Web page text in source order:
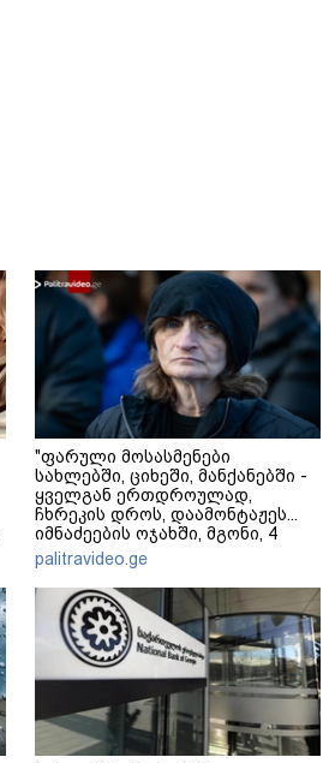
"ფარული მოსასმენები
სახლებში, ციხეში, მანქანებში -
ყველგან ერთდროულად,
ჩხრეკის დროს, დაამონტაჟეს...
იმნაძეების ოჯახში, მგონი, 4
მოსასმენი იყო..." - ეკა კუპატაძე
palitravideo.ge